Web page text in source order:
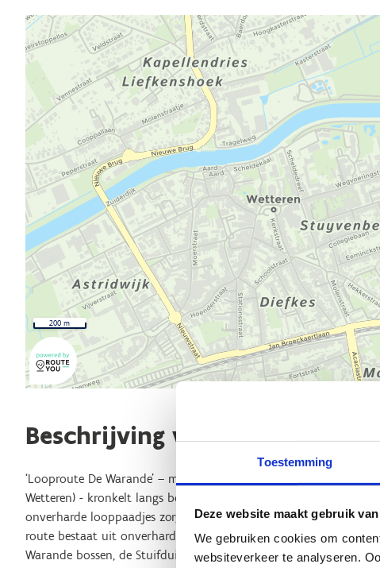
Toestemming
Deze website maakt gebruik
We gebruiken cookies om
websiteverkeer te analyseren.
200 m
Beschrijving van de route
‘Looproute De Warande’ – met start aan de sporthal Wetteren
Wetteren) - kronkelt langs boeiende groene plekjes. Verkeersluwe
onverharde looppaadjes zorgen voor een boeiende afwisseling.
route bestaat uit onverharde paden. Al lopend ontdek je het
Warande bossen, de Stuifduinen en het prachtige uitzicht op het